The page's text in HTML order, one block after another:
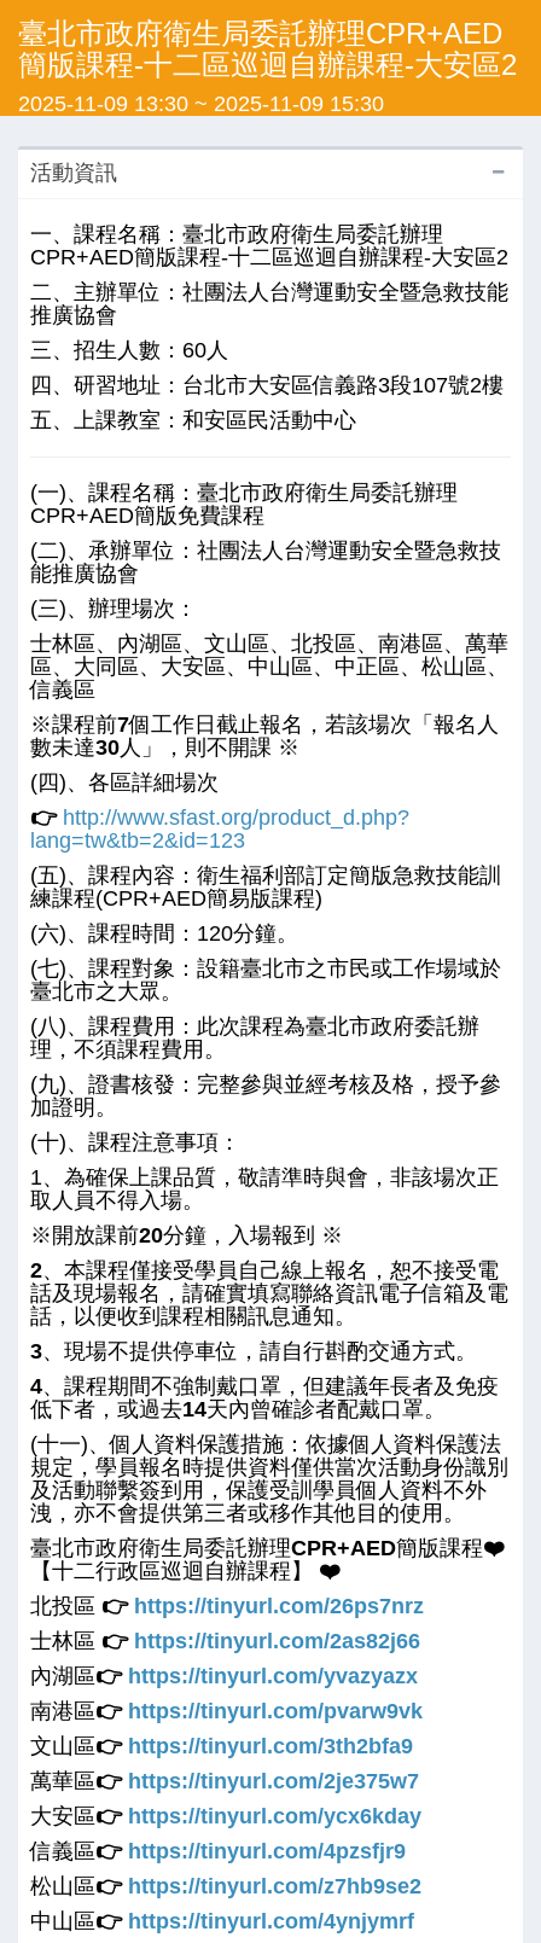
臺北市政府衛生局委託辦理CPR+AED
簡版課程-十二區巡迴自辦課程-大安區2
2025-11-09 13:30 ~ 2025-11-09 15:30
活動資訊
一、課程名稱：臺北市政府衛生局委託辦理
CPR+AED簡版課程-十二區巡迴自辦課程-大安區2
二、主辦單位：社團法人台灣運動安全暨急救技能
推廣協會
三、招生人數：60人
四、研習地址：台北市大安區信義路3段107號2樓
五、上課教室：和安區民活動中心
(一)、課程名稱：臺北市政府衛生局委託辦理
CPR+AED簡版免費課程
(二)、承辦單位：社團法人台灣運動安全暨急救技
能推廣協會
(三)、辦理場次：
士林區、內湖區、文山區、北投區、南港區、萬華
區、大同區、大安區、中山區、中正區、松山區、
信義區
※課程前7個工作日截止報名，若該場次「報名人
數未達30人」，則不開課 ※
(四)、各區詳細場次
👉 http://www.sfast.org/product_d.php?
lang=tw&tb=2&id=123
(五)、課程內容：衛生福利部訂定簡版急救技能訓
練課程(CPR+AED簡易版課程)
(六)、課程時間：120分鐘。
(七)、課程對象：設籍臺北市之市民或工作場域於
臺北市之大眾。
(八)、課程費用：此次課程為臺北市政府委託辦
理，不須課程費用。
(九)、證書核發：完整參與並經考核及格，授予參
加證明。
(十)、課程注意事項：
1、為確保上課品質，敬請準時與會，非該場次正
取人員不得入場。
※ 開放課前20分鐘，入場報到 ※
2、本課程僅接受學員自己線上報名，恕不接受電
話及現場報名，請確實填寫聯絡資訊電子信箱及電
話，以便收到課程相關訊息通知。
3、現場不提供停車位，請自行斟酌交通方式。
4、課程期間不強制戴口罩，但建議年長者及免疫
低下者，或過去14天內曾確診者配戴口罩。
(十一)、個人資料保護措施：依據個人資料保護法
規定，學員報名時提供資料僅供當次活動身份識別
及活動聯繫簽到用，保護受訓學員個人資料不外
洩，亦不會提供第三者或移作其他目的使用。
臺北市政府衛生局委託辦理CPR+AED簡版課程❤️
【十二行政區巡迴自辦課程】
❤️
北投區 👉 https://tinyurl.com/26ps7nrz
士林區 👉 https://tinyurl.com/2as82j66
內湖區👉 https://tinyurl.com/yvazyazx
南港區👉 https://tinyurl.com/pvarw9vk
文山區👉 https://tinyurl.com/3th2bfa9
萬華區👉 https://tinyurl.com/2je375w7
大安區👉 https://tinyurl.com/ycx6kday
信義區👉 https://tinyurl.com/4pzsfjr9
松山區👉 https://tinyurl.com/z7hb9se2
中山區👉 https://tinyurl.com/4ynjymrf